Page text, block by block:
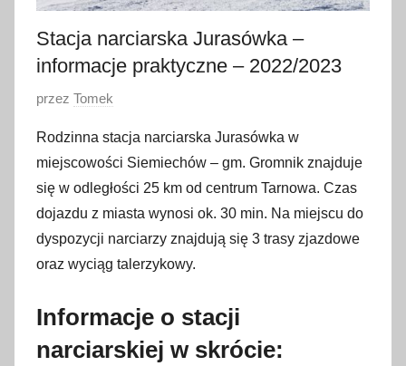
Stacja narciarska Jurasówka –
informacje praktyczne – 2022/2023
O
u
b
l
i
k
o
a
o
przez Tomek
Rodzinna stacja narciarska Jurasówka w
miejscowości Siemiechów – gm. Gromnik znajduje
się w odległości 25 km od centrum Tarnowa. Czas
dojazdu z miasta wynosi ok. 30 min. Na miejscu do
dyspozycji narciarzy znajdują się 3 trasy zjazdowe
oraz wyciąg talerzykowy.
Informacje o stacji
narciarskiej w skrócie: